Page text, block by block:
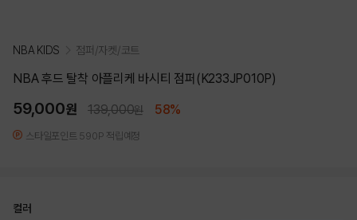
NBA KIDS 점퍼/자켓/코트
NBA 후드 탈착 아플리케 바시티 점퍼(K233JP010P)
59,000원 139,000원 58%
스타일포인트 590P 적립예정
컬러